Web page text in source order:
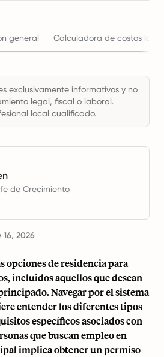
general Calculadora de costos
exclusivamente informativos y no
legal, fiscal o laboral.
local cualificado.
de Crecimiento
16, 2026
opciones de residencia para
incluidos aquellos que desean
Navegar por el sistema
entender los diferentes tipos
específicos asociados con
que buscan empleo en
implica obtener un permiso